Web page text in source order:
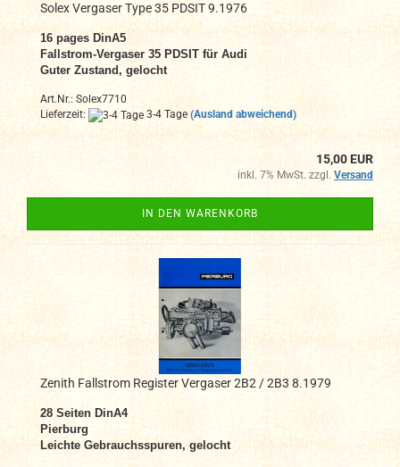
Solex Vergaser Type 35 PDSIT 9.1976
16 pages DinA5
Fallstrom-Vergaser 35 PDSIT für Audi
Guter Zustand, gelocht
Art.Nr.: Solex7710
Lieferzeit:
3-4 Tage (Ausland abweichend)
15,00 EUR
inkl. 7% MwSt. zzgl. Versand
IN DEN WARENKORB
Zenith Fallstrom Register Vergaser 2B2 / 2B3 8.1979
28 Seiten DinA4
Pierburg
Leichte Gebrauchsspuren, gelocht